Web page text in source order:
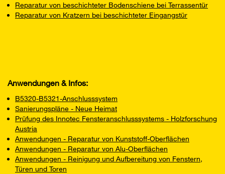
Reparatur von beschichteter Bodenschiene bei Terrassentür
Reparatur von Kratzern bei beschichteter Eingangstür
Anwendungen & Infos:
B5320-B5321-Anschlusssystem
Sanierungspläne - Neue Heimat
Prüfung des Innotec Fensteranschlusssystems - Holzforschung
Austria
Anwendungen - Reparatur von Kunststoff-Oberflächen
Anwendungen - Reparatur von Alu-Oberflächen
Anwendungen - Reinigung und Aufbereitung von Fenstern,
Türen und Toren